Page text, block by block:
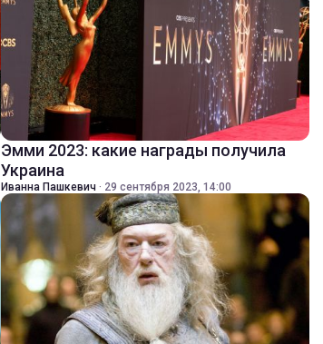
Эмми 2023: какие награды получила
Украина
Иванна Пашкевич · 29 сентября 2023, 14:00